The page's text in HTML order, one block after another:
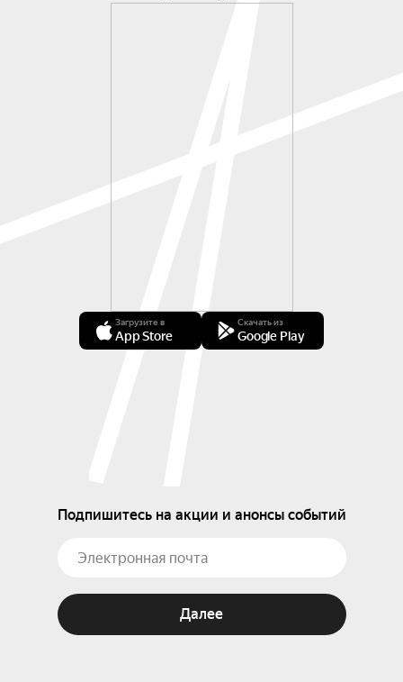
Загрузите в
App Store
Скачать из
Google Play
Подпишитесь на акции и анонсы событий
Далее